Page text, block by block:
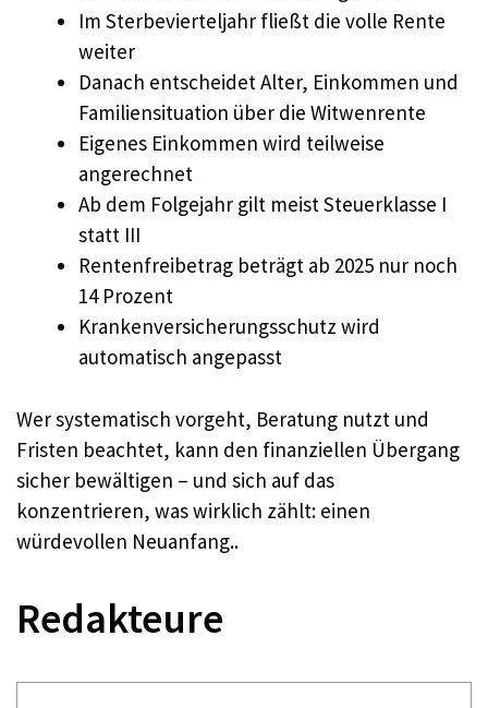
Im Sterbevierteljahr fließt die volle Rente
weiter
Danach entscheidet Alter, Einkommen und
Familiensituation über die Witwenrente
Eigenes Einkommen wird teilweise
angerechnet
Ab dem Folgejahr gilt meist Steuerklasse I
statt III
Rentenfreibetrag beträgt ab 2025 nur noch
14 Prozent
Krankenversicherungsschutz wird
automatisch angepasst
Wer systematisch vorgeht, Beratung nutzt und
Fristen beachtet, kann den finanziellen Übergang
sicher bewältigen – und sich auf das
konzentrieren, was wirklich zählt: einen
würdevollen Neuanfang..
Redakteure